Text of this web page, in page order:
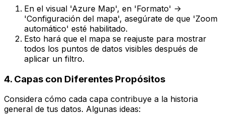
En el visual 'Azure Map', en 'Formato' ->
'Configuración del mapa', asegúrate de que 'Zoom
automático' esté habilitado.
Esto hará que el mapa se reajuste para mostrar
todos los puntos de datos visibles después de
aplicar un filtro.
4. Capas con Diferentes Propósitos
Considera cómo cada capa contribuye a la historia
general de tus datos. Algunas ideas: